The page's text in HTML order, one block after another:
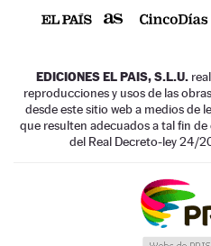
EDICIONES EL PAIS, S.L.U.
reproducciones y usos de las
desde este sitio web a medios de
que resulten adecuados a tal fin
del Real Decreto-ley 24/